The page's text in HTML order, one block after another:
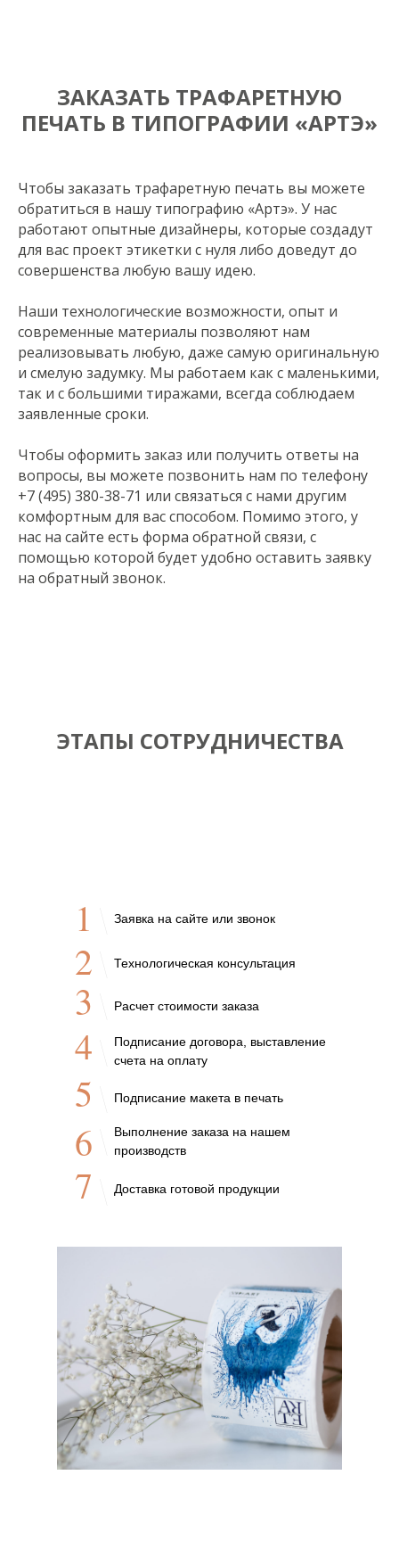
ЗАКАЗАТЬ ТРАФАРЕТНУЮ
ПЕЧАТЬ В ТИПОГРАФИИ «АРТЭ»
Чтобы заказать трафаретную печать вы можете
обратиться в нашу типографию «Артэ». У нас
работают опытные дизайнеры, которые создадут
для вас проект этикетки с нуля либо доведут до
совершенства любую вашу идею.
Наши технологические возможности, опыт и
современные материалы позволяют нам
реализовывать любую, даже самую оригинальную
и смелую задумку. Мы работаем как с маленькими,
так и с большими тиражами, всегда соблюдаем
заявленные сроки.
Чтобы оформить заказ или получить ответы на
вопросы, вы можете позвонить нам по телефону
+7 (495) 380-38-71 или связаться с нами другим
комфортным для вас способом. Помимо этого, у
нас на сайте есть форма обратной связи, с
помощью которой будет удобно оставить заявку
на обратный звонок.
ЭТАПЫ СОТРУДНИЧЕСТВА
Заявка на сайте или звонок
Технологическая консультация
Расчет стоимости заказа
Подписание договора, выставление
счета на оплату
Подписание макета в печать
Выполнение заказа на нашем
производств
Доставка готовой продукции
1
2
3
4
5
6
7